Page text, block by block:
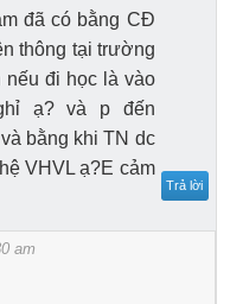
đã có bằng CĐ
thông tại trường
nếu đi học là vào
ạ? và p đến
bằng khi TN dc
VHVL ạ?E cảm
Trả lời
am